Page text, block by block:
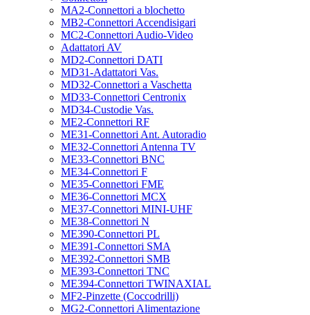
MA2-Connettori a blochetto
MB2-Connettori Accendisigari
MC2-Connettori Audio-Video
Adattatori AV
MD2-Connettori DATI
MD31-Adattatori Vas.
MD32-Connettori a Vaschetta
MD33-Connettori Centronix
MD34-Custodie Vas.
ME2-Connettori RF
ME31-Connettori Ant. Autoradio
ME32-Connettori Antenna TV
ME33-Connettori BNC
ME34-Connettori F
ME35-Connettori FME
ME36-Connettori MCX
ME37-Connettori MINI-UHF
ME38-Connettori N
ME390-Connettori PL
ME391-Connettori SMA
ME392-Connettori SMB
ME393-Connettori TNC
ME394-Connettori TWINAXIAL
MF2-Pinzette (Coccodrilli)
MG2-Connettori Alimentazione